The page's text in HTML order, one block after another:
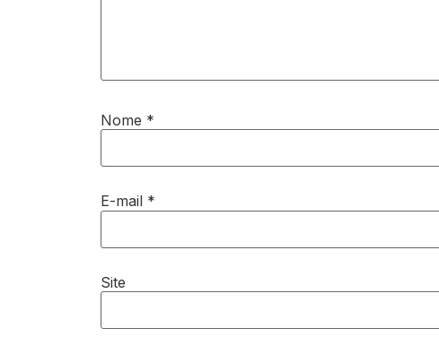
Nome *
E-mail *
Site